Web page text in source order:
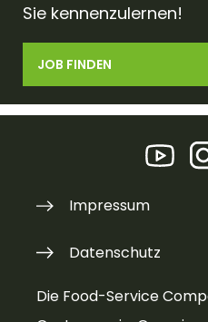
Sie kennenzulernen!
JOB FINDEN
Die Food-Service
Impressum
Datenschutz